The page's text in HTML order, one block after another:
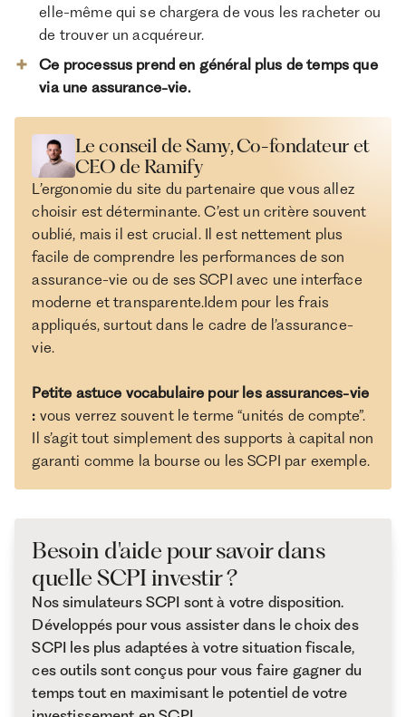
elle-même qui se chargera de vous les racheter ou
de trouver un acquéreur.
Ce processus prend en général plus de temps que
via une assurance-vie.
Le conseil de Samy, Co-fondateur et
CEO de Ramify
L’ergonomie du site du partenaire que vous allez
choisir est déterminante. C’est un critère souvent
oublié, mais il est crucial. Il est nettement plus
facile de comprendre les performances de son
assurance-vie ou de ses SCPI avec une interface
moderne et transparente.Idem pour les frais
appliqués, surtout dans le cadre de l’assurance-
vie.
Petite astuce vocabulaire pour les assurances-vie
: vous verrez souvent le terme “unités de compte”.
Il s’agit tout simplement des supports à capital non
garanti comme la bourse ou les SCPI par exemple.
Besoin d'aide pour savoir dans
quelle SCPI investir ?
Nos simulateurs SCPI sont à votre disposition.
Développés pour vous assister dans le choix des
SCPI les plus adaptées à votre situation fiscale,
ces outils sont conçus pour vous faire gagner du
temps tout en maximisant le potentiel de votre